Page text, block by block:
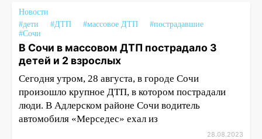
Новости
#дети
#ДТП #массовое ДТП
#пострадавшие
#Сочи
В Сочи в массовом ДТП пострадало 3
детей и 2 взрослых
Сегодня утром, 28 августа, в городе Сочи
произошло крупное ДТП, в котором пострадали
люди. В Адлерском районе Сочи водитель
автомобиля «Мерседес» ехал из
28.08.2023